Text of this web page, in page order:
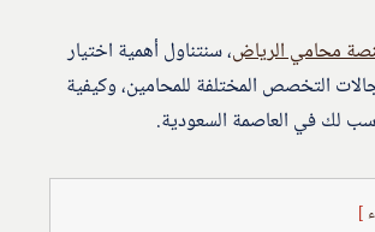
محامي الرياض، سنتناول أهمية اختيار
التخصص المختلفة للمحامين، وكيفية
لك في العاصمة السعودية.